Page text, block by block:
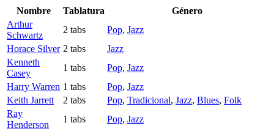
Nombre Tablatura
Género
Arthur
Schwartz
2 tabs Pop, Jazz
Horace Silver 2 tabs
Jazz
Kenneth
Casey
1 tabs Pop, Jazz
Harry Warren 1 tabs Pop, Jazz
Keith Jarrett
2 tabs Pop, Tradicional, Jazz, Blues, Folk
Ray
Henderson
1 tabs Pop, Jazz